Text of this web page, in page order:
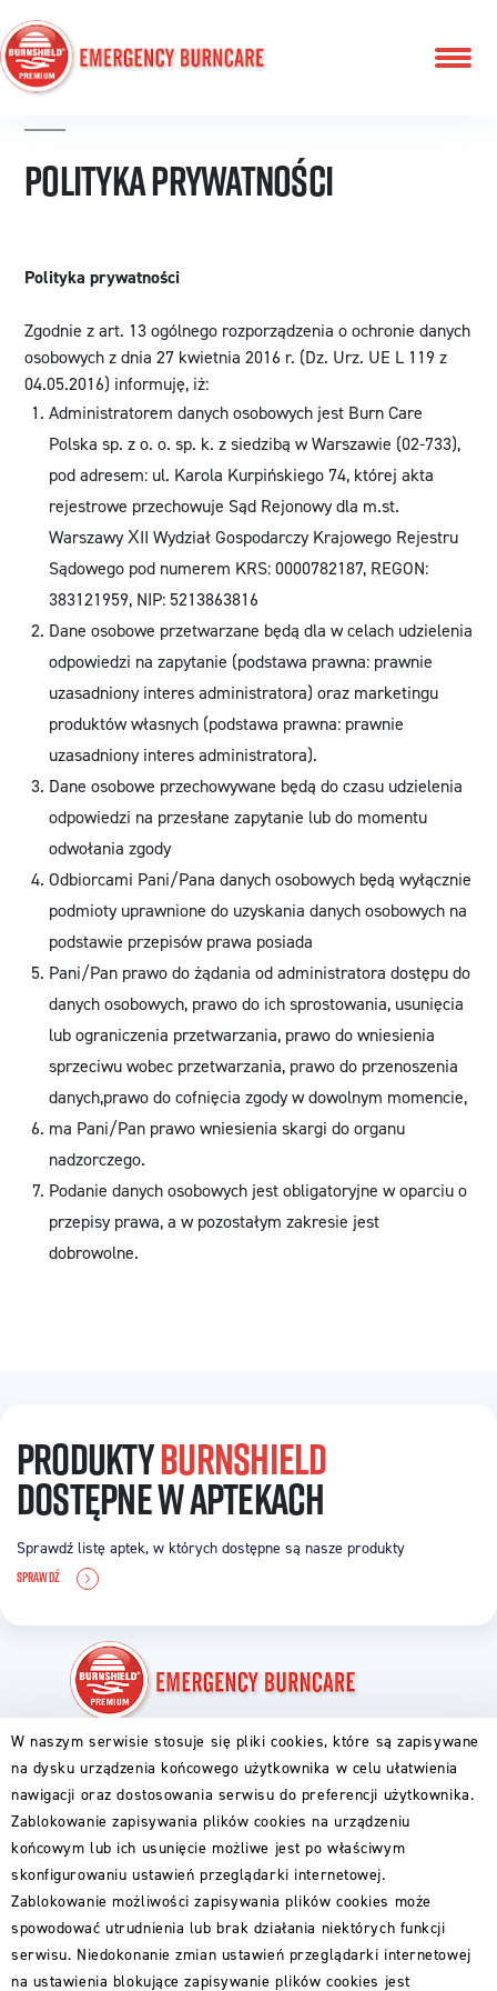
Przeskocz
do
treści
Polityka prywatności
Polityka prywatności
Zgodnie z art. 13 ogólnego rozporządzenia o ochronie danych
osobowych z dnia 27 kwietnia 2016 r. (Dz. Urz. UE L 119 z
04.05.2016) informuję, iż:
Administratorem danych osobowych jest Burn Care
Polska sp. z o. o. sp. k. z siedzibą w Warszawie (02-733),
pod adresem: ul. Karola Kurpińskiego 74, której akta
rejestrowe przechowuje Sąd Rejonowy dla m.st.
Warszawy XII Wydział Gospodarczy Krajowego Rejestru
Sądowego pod numerem KRS: 0000782187, REGON:
383121959, NIP: 5213863816
Dane osobowe przetwarzane będą dla w celach udzielenia
odpowiedzi na zapytanie (podstawa prawna: prawnie
uzasadniony interes administratora) oraz marketingu
produktów własnych (podstawa prawna: prawnie
uzasadniony interes administratora).
Dane osobowe przechowywane będą do czasu udzielenia
odpowiedzi na przesłane zapytanie lub do momentu
odwołania zgody
Odbiorcami Pani/Pana danych osobowych będą wyłącznie
podmioty uprawnione do uzyskania danych osobowych na
podstawie przepisów prawa posiada
Pani/Pan prawo do żądania od administratora dostępu do
danych osobowych, prawo do ich sprostowania, usunięcia
lub ograniczenia przetwarzania, prawo do wniesienia
sprzeciwu wobec przetwarzania, prawo do przenoszenia
danych,prawo do cofnięcia zgody w dowolnym momencie,
ma Pani/Pan prawo wniesienia skargi do organu
nadzorczego.
Podanie danych osobowych jest obligatoryjne w oparciu o
przepisy prawa, a w pozostałym zakresie jest
dobrowolne.
PRODUKTYBURNSHIELD
DOSTĘPNE W APTEKACH
Sprawdź listę aptek, w których dostępne są nasze produkty
SPRAWDŹ
PIERWSZA POMOC
ABC OPARZENIA
DLA RODZICÓW
DLA GOTUJĄCYCH
DLA PODRÓŻNIKÓW
PRODUKTY BURNSHIELD
GDZIE KUPIĆ
DLA PARTNERÓW
O FIRMIE
W naszym serwisie stosuje się pliki cookies, które są zapisywane
na dysku urządzenia końcowego użytkownika w celu ułatwienia
nawigacji oraz dostosowania serwisu do preferencji użytkownika.
Zablokowanie zapisywania plików cookies na urządzeniu
końcowym lub ich usunięcie możliwe jest po właściwym
skonfigurowaniu ustawień przeglądarki internetowej.
Zablokowanie możliwości zapisywania plików cookies może
spowodować utrudnienia lub brak działania niektórych funkcji
serwisu. Niedokonanie zmian ustawień przeglądarki internetowej
na ustawienia blokujące zapisywanie plików cookies jest